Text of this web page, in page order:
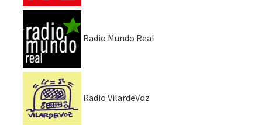
Radio Mundo Real
Radio VilardeVoz